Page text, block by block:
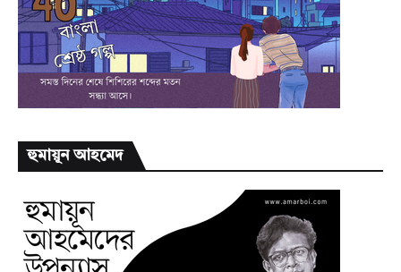
হুমায়ূন আহমেদ